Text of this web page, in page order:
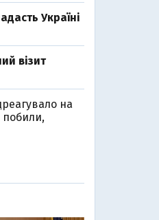
Україні
візит
на
побили,